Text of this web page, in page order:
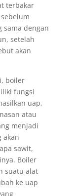
terbakar
sama dengan
setelah
akan
boiler
fungsi
uap,
atau
menjadi
akan
sawit,
Boiler
suatu alat
ke uap